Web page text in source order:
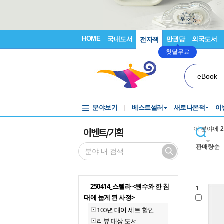
HOME 국내도서 전자책 만권당
첫달무료
외국도서
eBook
분야보기 베스트셀러 새로나온책 이
이벤트/기획
250414_스텔라 <원수와 한 침
대에 눕게 된 사정>
100년 대여 세트 할인
리뷰 대상 도서
이 분야에 2
판매량순
1.